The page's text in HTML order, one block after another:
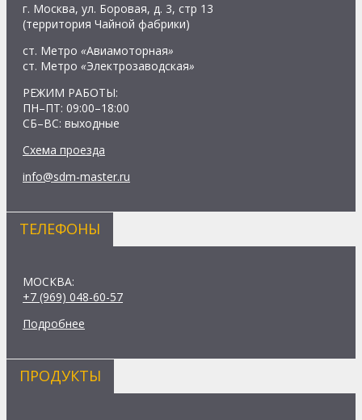
г. Москва, ул. Боровая, д. 3, стр 13
(территория Чайной фабрики)
ст. Метро «Авиамоторная»
ст. Метро «Электрозаводская»
РЕЖИМ РАБОТЫ:
ПН–ПТ: 09:00–18:00
СБ–ВС: выходные
Схема проезда
info@sdm-master.ru
ТЕЛЕФОНЫ
МОСКВА:
+7 (969) 048-60-57
Подробнее
ПРОДУКТЫ